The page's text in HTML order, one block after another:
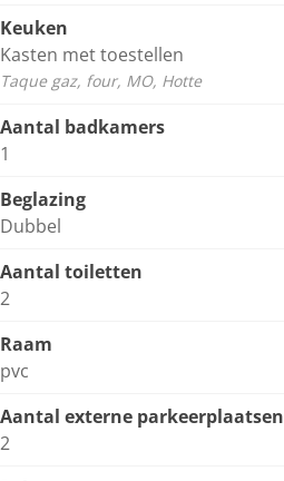
Keuken
Kasten met toestellen
Taque gaz, four, MO, Hotte
Aantal badkamers
1
Beglazing
Dubbel
Aantal toiletten
2
Raam
pvc
Aantal externe parkeerplaatsen
2